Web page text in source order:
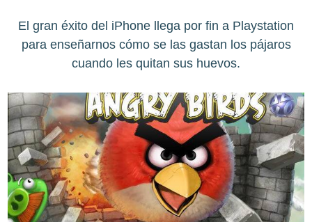
El gran éxito del iPhone llega por fin a Playstation
para enseñarnos cómo se las gastan los pájaros
cuando les quitan sus huevos.